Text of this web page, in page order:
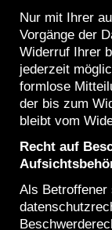
Nur mit Ihrer
Vorgänge der
Widerruf Ihrer
jederzeit
formlose
der bis zum
bleibt vom
Recht auf
Als Betroffener